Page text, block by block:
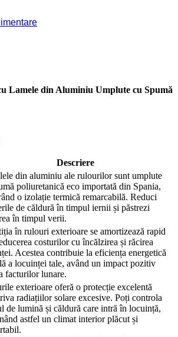
Lamele din Aluminiu Umplute cu Spumă
Descriere
din aluminiu ale rulourilor sunt umplute
poliuretanică eco importată din Spania,
o izolație termică remarcabilă. Reduci
de căldură în timpul iernii și păstrezi
în timpul verii.
în rulouri exterioare se amortizează rapid
costurilor cu încălzirea și răcirea
Acestea contribuie la eficiența energetică
a locuinței tale, având un impact pozitiv
facturilor lunare.
exterioare oferă o protecție excelentă
radiațiilor solare excesive. Poți controla
de lumină și căldură care intră în locuință,
astfel un climat interior plăcut și
ne rapid
sau poți lăsa numărul tău de telefon
Închide